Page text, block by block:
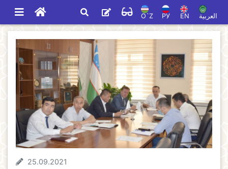
O`Z РУ EN العربية
25.09.2021